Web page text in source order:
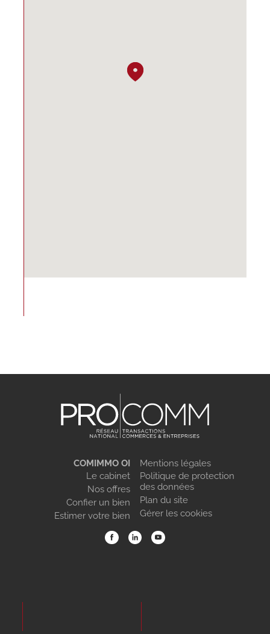
COMIMMO OI
Le cabinet
Nos offres
Confier un bien
Estimer votre bien
Mentions légales
Politique de protection
des données
Plan du site
Gérer les cookies